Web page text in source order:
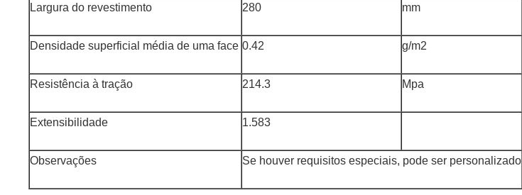
Largura do revestimento 280 mm
Densidade superficial média de uma face 0.42 g/m2
Resistência à tração 214.3 Mpa
Extensibilidade 1.583
Observações Se houver requisitos especiais, pode ser personalizado